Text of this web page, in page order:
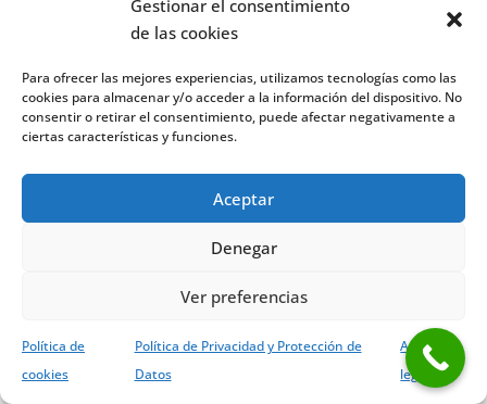
Gestionar el consentimiento
de las cookies
Para ofrecer las mejores experiencias, utilizamos tecnologías como las
cookies para almacenar y/o acceder a la información del dispositivo. No
consentir o retirar el consentimiento, puede afectar negativamente a
ciertas características y funciones.
Aceptar
Denegar
Ver preferencias
Política de
cookies
Política de Privacidad y Protección de
Datos
Aviso
legal
No hay comentarios